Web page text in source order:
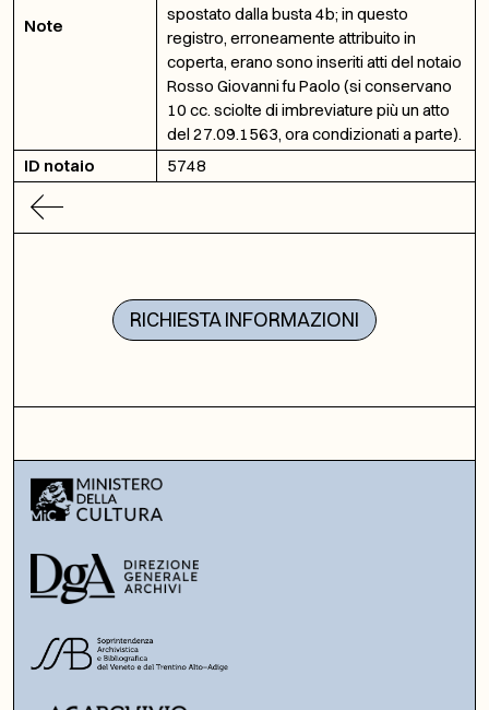
Note
spostato dalla busta 4b; in questo
registro, erroneamente attribuito in
coperta, erano sono inseriti atti del notaio
Rosso Giovanni fu Paolo (si conservano
10 cc. sciolte di imbreviature più un atto
del 27.09.1563, ora condizionati a parte).
ID notaio
5748
RICHIESTA INFORMAZIONI